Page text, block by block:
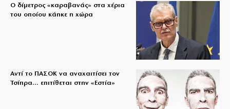
Ο δίμετρος «καραβανάς» στα χέρια
του οποίου κάηκε η χώρα
Αντί το ΠΑΣΟΚ να αναχαιτίσει τον
Τσίπρα… επιτίθεται στην «Εστία»